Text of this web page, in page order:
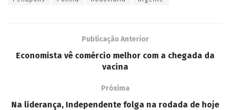
Publicação Anterior
Economista vê comércio melhor com a chegada da
vacina
Próxima
Na liderança, Independente folga na rodada de hoje